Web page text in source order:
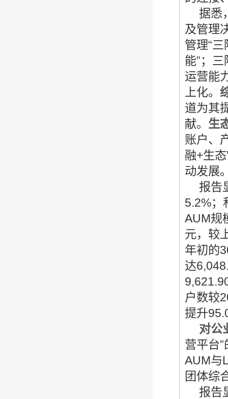
据悉
及管理
管理“
能”；
运营能
上化。
道为其
献。 生
账户、
融+生
动发展
报告
5.2%；
AUM规
元，较
年初的
达
户数较
提升
对公
营平台
AUM与
团体综
报告